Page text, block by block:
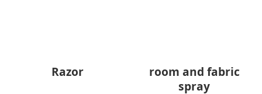
Razor
room and fabric
spray